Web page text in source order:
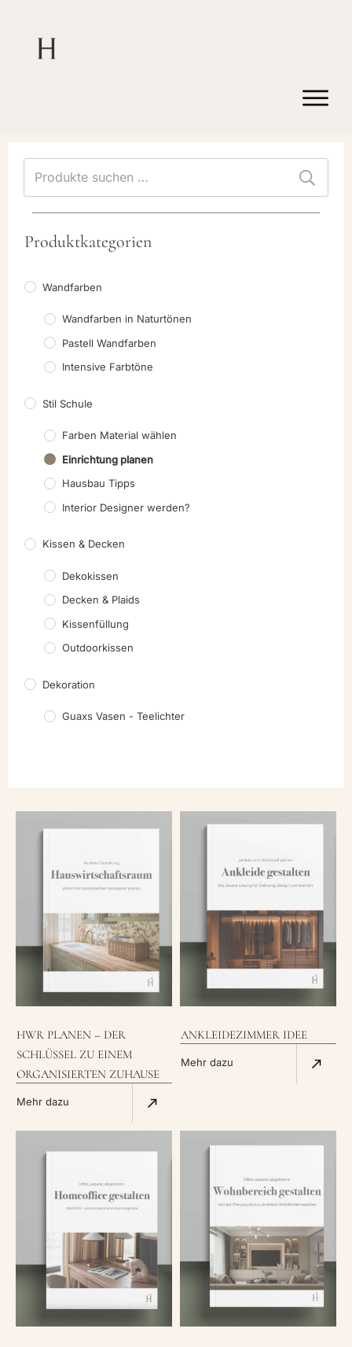
HWR PLANEN – DER
SCHLÜSSEL ZU EINEM
ORGANISIERTEN ZUHAUSE
Mehr dazu
ANKLEIDEZIMMER IDEE
Mehr dazu
nach:
Produktkategorien
Wandfarben
Wandfarben in Naturtönen
Pastell Wandfarben
Intensive Farbtöne
Stil Schule
Farben Material wählen
Einrichtung planen
Hausbau Tipps
Interior Designer werden?
Kissen & Decken
Dekokissen
Decken & Plaids
Kissenfüllung
Outdoorkissen
Dekoration
Guaxs Vasen - Teelichter